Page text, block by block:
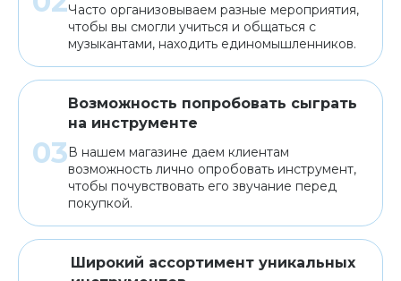
Часто организовываем разные мероприятия,
чтобы вы смогли учиться и общаться с
музыкантами, находить единомышленников.
Возможность попробовать сыграть
на инструменте
В нашем магазине даем клиентам
возможность лично опробовать инструмент,
чтобы почувствовать его звучание перед
покупкой.
Широкий ассортимент уникальных